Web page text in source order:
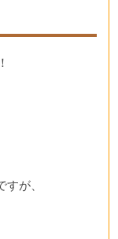
が、